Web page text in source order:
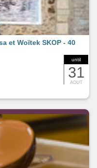
until
31
AOUT
et Woïtek SKOP - 40